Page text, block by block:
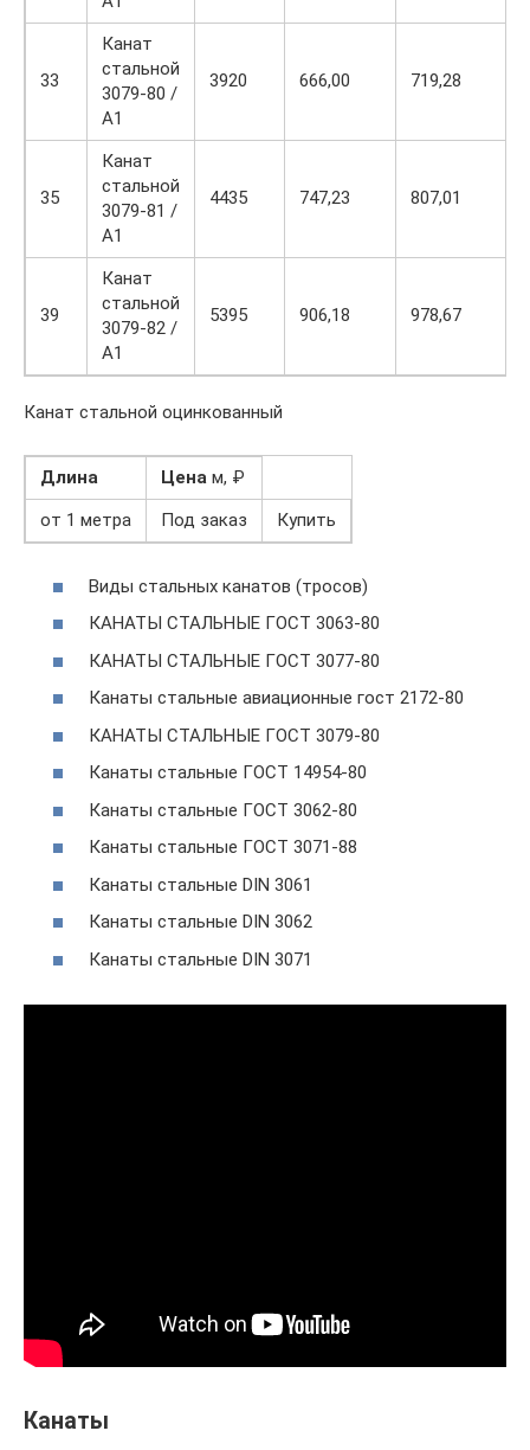
33
Канат
стальной
3079-80 /
А1
3920 666,00 719,28
35
Канат
стальной
3079-81 /
А1
4435 747,23 807,01
39
Канат
стальной
3079-82 /
А1
5395 906,18 978,67
Канат стальной оцинкованный
Длина Цена м, ₽
от 1 метра
Под заказ Купить
Виды стальных канатов (тросов)
КАНАТЫ СТАЛЬНЫЕ ГОСТ 3063-80
КАНАТЫ СТАЛЬНЫЕ ГОСТ 3077-80
Канаты стальные авиационные гост 2172-80
КАНАТЫ СТАЛЬНЫЕ ГОСТ 3079-80
Канаты стальные ГОСТ 14954-80
Канаты стальные ГОСТ 3062-80
Канаты стальные ГОСТ 3071-88
Канаты стальные DIN 3061
Канаты стальные DIN 3062
Канаты стальные DIN 3071
Канаты